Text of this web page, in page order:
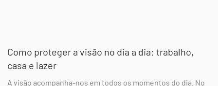
Como proteger a visão no dia a dia: trabalho,
casa e lazer
A visão acompanha-nos em todos os momentos do dia. No